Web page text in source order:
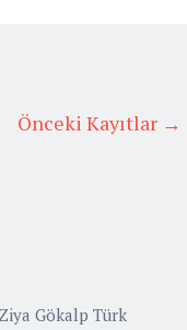
Önceki Kayıtlar →
Gökalp Türk